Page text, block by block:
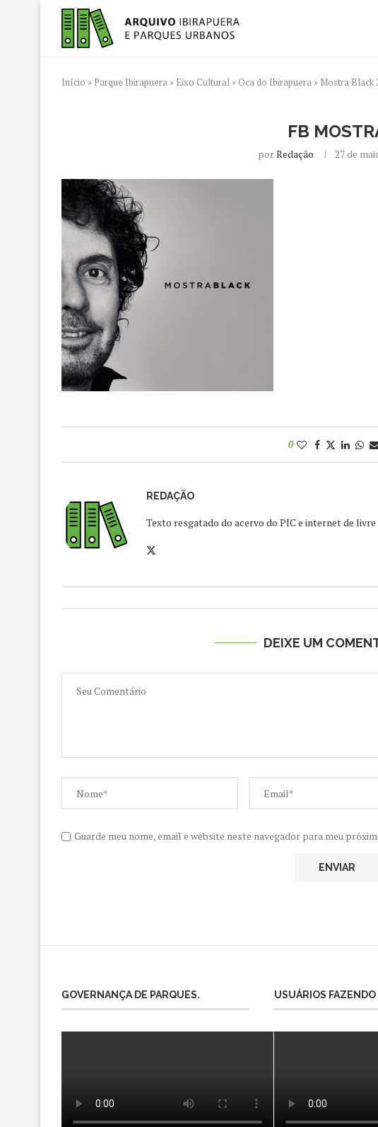
Início » Parque Ibirapuera » Eixo Cultural » Oca do Ibirapuera » Mostra Black
FB
porRedação 27 de
0
REDAÇÃO
Texto resgatado do acervo do PIC e internet de livre
DEIXE UM
Guarde meu nome, email e website neste navegador para meu
GOVERNANÇA DE PARQUES. USUÁRIOS FAZENDO